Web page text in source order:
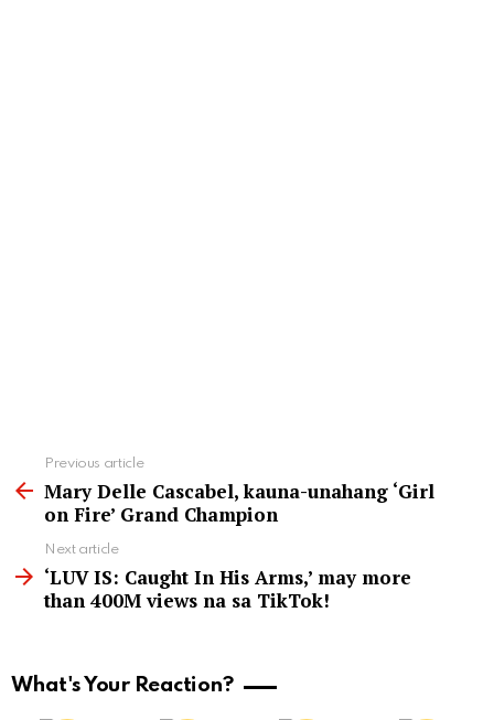
more
Previous article
Mary Delle Cascabel, kauna-unahang ‘Girl
on Fire’ Grand Champion
Next article
‘LUV IS: Caught In His Arms,’ may more
than 400M views na sa TikTok!
What's Your Reaction?